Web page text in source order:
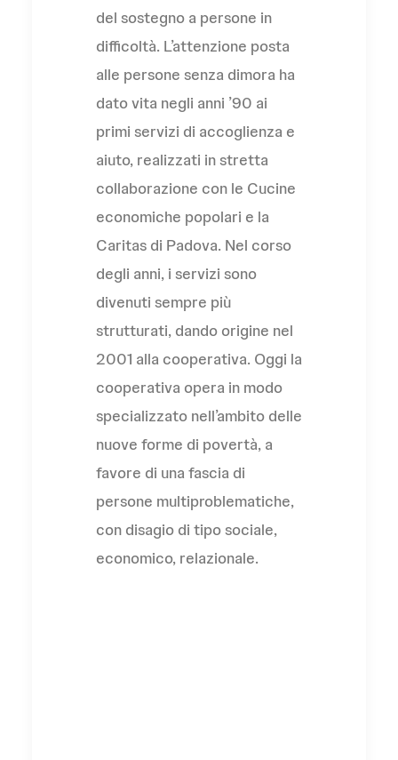
del sostegno a persone in
difficoltà. L’attenzione posta
alle persone senza dimora ha
dato vita negli anni ’90 ai
primi servizi di accoglienza e
aiuto, realizzati in stretta
collaborazione con le Cucine
economiche popolari e la
Caritas di Padova. Nel corso
degli anni, i servizi sono
divenuti sempre più
strutturati, dando origine nel
2001 alla cooperativa. Oggi la
cooperativa opera in modo
specializzato nell’ambito delle
nuove forme di povertà, a
favore di una fascia di
persone multiproblematiche,
con disagio di tipo sociale,
economico, relazionale.